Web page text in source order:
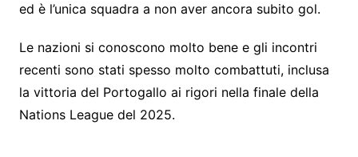
ed è l’unica squadra a non aver ancora subito gol.
Le nazioni si conoscono molto bene e gli incontri
recenti sono stati spesso molto combattuti, inclusa
la vittoria del Portogallo ai rigori nella finale della
Nations League del 2025.